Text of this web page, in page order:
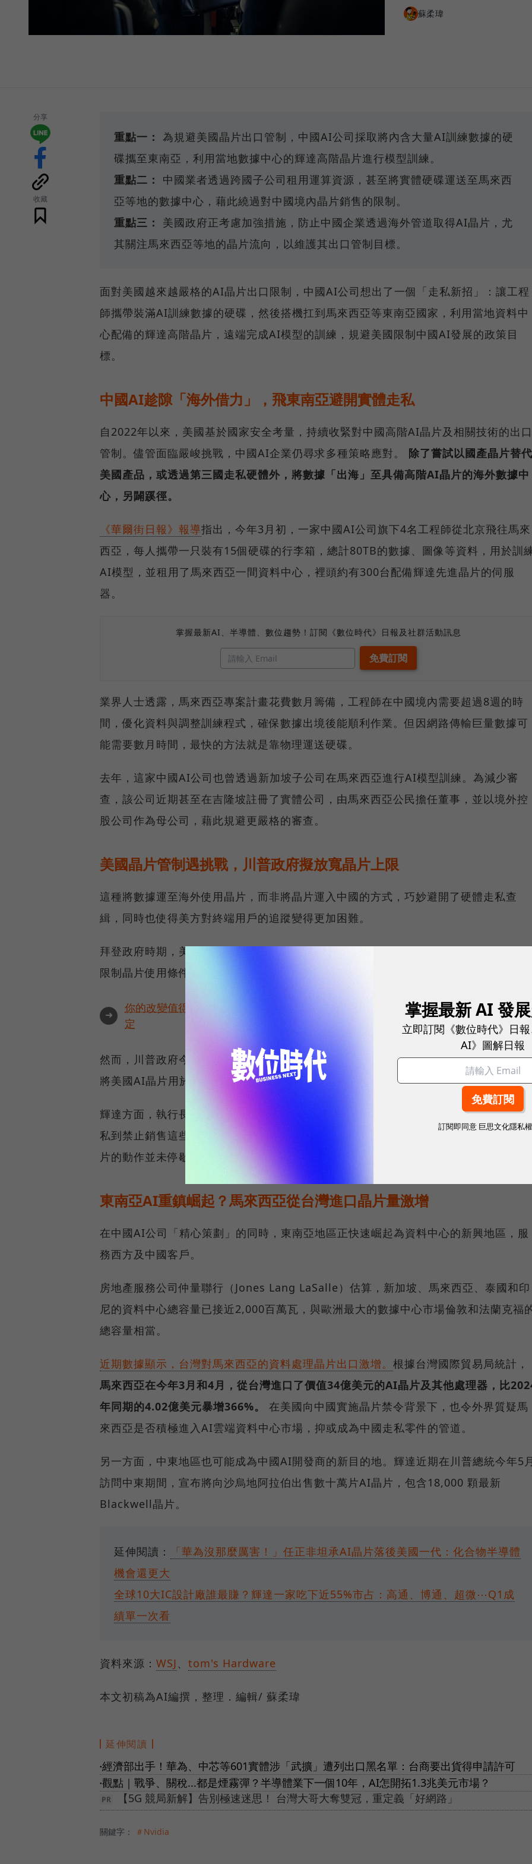
蘇柔瑋
分享
收藏
重點一： 為規避美國晶片出口管制，中國AI公司採取將內含大量AI訓練數據的硬
碟攜至東南亞，利用當地數據中心的輝達高階晶片進行模型訓練。
重點二：
中國業者透過跨國子公司租用運算資源，甚至將實體硬碟運送至馬來西
亞等地的數據中心，藉此繞過對中國境內晶片銷售的限制。
重點三：
美國政府正考慮加強措施，防止中國企業透過海外管道取得AI晶片，尤
其關注馬來西亞等地的晶片流向，以維護其出口管制目標。
面對美國越來越嚴格的AI晶片出口限制，中國AI公司想出了一個「走私新招」：讓工程
師攜帶裝滿AI訓練數據的硬碟，然後搭機扛到馬來西亞等東南亞國家，利用當地資料中
心配備的輝達高階晶片，遠端完成AI模型的訓練，規避美國限制中國AI發展的政策目
標。
中國AI趁隙「海外借力」，飛東南亞避開實體走私
自2022年以來，美國基於國家安全考量，持續收緊對中國高階AI晶片及相關技術的出口
管制。儘管面臨嚴峻挑戰，中國AI企業仍尋求多種策略應對。 除了嘗試以國產晶片替代
美國產品，或透過第三國走私硬體外，將數據「出海」至具備高階AI晶片的海外數據中
心，另闢蹊徑。
《華爾街日報》報導指出，今年3月初，一家中國AI公司旗下4名工程師從北京飛往馬來
西亞，每人攜帶一只裝有15個硬碟的行李箱，總計80TB的數據、圖像等資料，用於訓
AI模型，並租用了馬來西亞一間資料中心，裡頭約有300台配備輝達先進晶片的伺服
器。
掌握最新AI、半導體、數位趨勢！訂閱《數位時代》日報及社群活動訊息
業界人士透露，馬來西亞專案計畫花費數月籌備，工程師在中國境內需要超過8週的時
間，優化資料與調整訓練程式，確保數據出境後能順利作業。但因網路傳輸巨量數據可
能需要數月時間，最快的方法就是靠物理運送硬碟。
去年，這家中國AI公司也曾透過新加坡子公司在馬來西亞進行AI模型訓練。為減少審
查，該公司近期甚至在吉隆坡註冊了實體公司，由馬來西亞公民擔任董事，並以境外控
股公司作為母公司，藉此規避更嚴格的審查。
美國晶片管制遇挑戰，川普政府擬放寬晶片上限
這種將數據運至海外使用晶片，而非將晶片運入中國的方式，巧妙避開了硬體走私查
緝，同時也使得美方對終端用戶的追蹤變得更加困難。
拜登政府時期，美國商務部曾考慮設定各國採購美國晶片的上限，並要求海外買家同意
限制晶片使用條件，包括禁止出售給中國公司。
➜
你的改變值得被看見🔥最具全球市場潛能的創新實踐！立即報名100 MVP，挑戰雙獎肯
定
然而，川普政府今年5月表示將廢除此項提議，但仍警告美國企業須採取措施，防止客
將美國AI晶片用於訓練中國AI模型。
輝達方面，執行長黃仁勳在2025年台北國際電腦展上聲稱：「沒有證據表明AI晶片被走
私到禁止銷售這些晶片的國家。」但以目前來看，中國透過鄰近國家的子公司來獲取晶
片的動作並未停歇。
東南亞AI重鎮崛起？馬來西亞從台灣進口晶片量激增
在中國AI公司「精心策劃」的同時，東南亞地區正快速崛起為資料中心的新興地區，服
務西方及中國客戶。
房地產服務公司仲量聯行（Jones Lang LaSalle）估算，新加坡、馬來西亞、泰國和印
尼的資料中心總容量已接近2,000百萬瓦，與歐洲最大的數據中心市場倫敦和法蘭克福
總容量相當。
近期數據顯示，台灣對馬來西亞的資料處理晶片出口激增。 根據台灣國際貿易局統計，
馬來西亞在今年3月和4月，從台灣進口了價值34億美元的AI晶片及其他處理器，比
年同期的4.02億美元暴增366%。
在美國向中國實施晶片禁令背景下，也令外界質疑馬
來西亞是否積極進入AI雲端資料中心市場，抑或成為中國走私零件的管道。
另一方面，中東地區也可能成為中國AI開發商的新目的地。輝達近期在川普總統今年5
訪問中東期間，宣布將向沙烏地阿拉伯出售數十萬片AI晶片，包含18,000 顆最新
Blackwell晶片。
延伸閱讀：
「華為沒那麼厲害！」任正非坦承AI晶片落後美國一代：化合物半導體
機會還更大
全球10大IC設計廠誰最賺？輝達一家吃下近55%市占：高通、博通、超微⋯Q1成
績單一次看
資料來源： WSJ tom's Hardware
本文初稿為AI編撰，整理．編輯/ 蘇柔瑋
延伸閱讀
●經濟部出手！華為、中芯等601實體涉「武擴」遭列出口黑名單：台商要出貨得申請許可
●觀點｜戰爭、關稅...都是煙霧彈？半導體業下一個10年，AI怎開拓1.3兆美元市場？
【5G 競局新解】告別極速迷思！ 台灣大哥大奪雙冠，重定義「好網路」
關鍵字： ＃Nvidia
掌握最新 AI 發
立即訂閱《數位時代》日
AI》圖解日報
訂閱即同意 巨思文化隱私